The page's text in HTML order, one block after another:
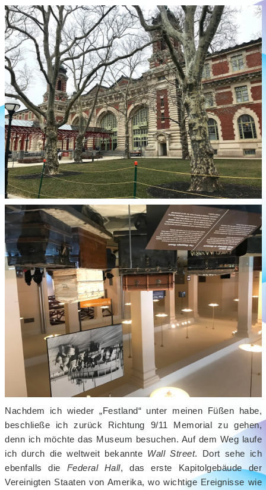
Nachdem ich wieder „Festland“ unter meinen Füßen habe,
beschließe ich zurück Richtung 9/11 Memorial zu gehen,
denn ich möchte das Museum besuchen. Auf dem Weg laufe
ich durch die weltweit bekannte Wall Street. Dort sehe ich
ebenfalls die Federal Hall, das erste Kapitolgebäude der
Vereinigten Staaten von Amerika, wo wichtige Ereignisse wie